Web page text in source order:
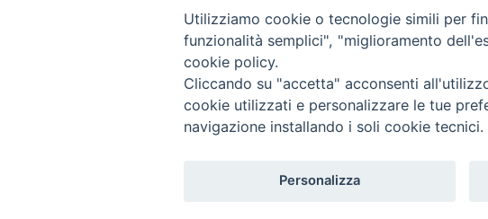
Privacy
Copyright © 2019 - Tutti i diritti riservati - Vita Trentina
Utilizziamo cookie o tecnologie simili per
funzionalità semplici", "miglioramento
cookie policy.
Cliccando su "accetta" acconsenti
cookie utilizzati e personalizzare le tue
navigazione installando i soli cookie
Personalizza